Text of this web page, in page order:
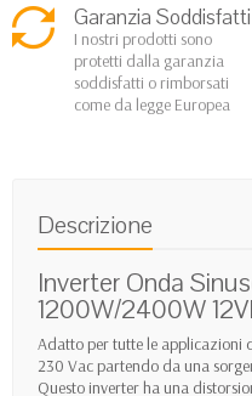
Garanzia Soddisfatti
I nostri prodotti sono
protetti dalla garanzia
soddisfatti o rimborsati
come da legge Europea
Descrizione
Inverter Onda
1200W/2400W
Adatto per tutte le applicazioni
230 Vac partendo da una
Questo inverter ha una